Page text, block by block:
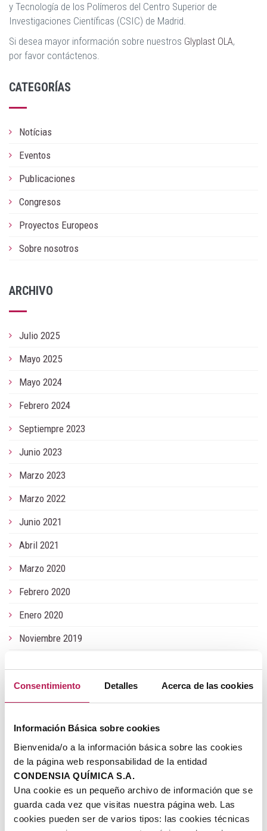
Consentimiento Detalles Acerca de las cookies
Información Básica sobre cookies
Bienvenida/o a la información básica sobre las cookies
de la página web responsabilidad de la entidad
CONDENSIA QUÍMICA S.A.
Una cookie es un pequeño archivo de información que se
guarda cada vez que visitas nuestra página web. Las
cookies pueden ser de varios tipos: las cookies técnicas
y Tecnología de los Polímeros del Centro Superior de
Investigaciones Científicas (CSIC) de Madrid.
Si desea mayor información sobre nuestros Glyplast OLA,
por favor contáctenos.
CATEGORÍAS
Notícias
Eventos
Publicaciones
Congresos
Proyectos Europeos
Sobre nosotros
ARCHIVO
Julio 2025
Mayo 2025
Mayo 2024
Febrero 2024
Septiempre 2023
Junio 2023
Marzo 2023
Marzo 2022
Junio 2021
Abril 2021
Marzo 2020
Febrero 2020
Enero 2020
Noviembre 2019
Junio 2019
Enero 2019
Junio 2018
Noviembre 2017
Julio 2017